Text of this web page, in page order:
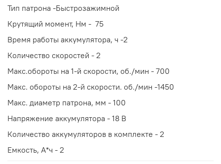
Тип патрона -Быстрозажимной
Крутящий момент, Нм - 75
Время работы аккумулятора, ч -2
Количество скоростей - 2
Макс.обороты на 1-й скорости, об./мин - 700
Макс. обороты на 2-й скорости. об./мин -1450
Макс. диаметр патрона, мм - 100
Напряжение аккумулятора - 18 В
Количество аккумуляторов в комплекте - 2
Емкость, А*ч - 2